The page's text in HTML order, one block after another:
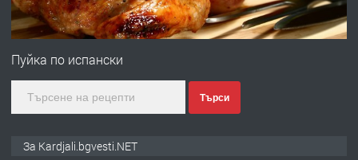
ПРЕДЛАГА
№3972 Парцел в регулация на брега
„Електротехник”/”Електромонтьор”
Пуйка по испански
Търси
За Kardjali.bgvesti.NET